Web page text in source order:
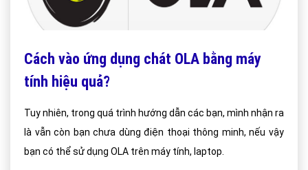
Cách vào ứng dụng chát OLA bằng máy
tính hiệu quả?
Tuy nhiên, trong quá trình hướng dẫn các bạn, mình nhận ra
là vẫn còn bạn chưa dùng điện thoại thông minh, nếu vậy
bạn có thể sử dụng OLA trên máy tính, laptop.